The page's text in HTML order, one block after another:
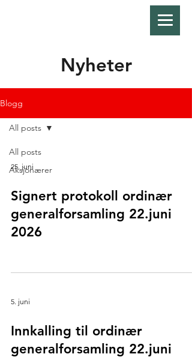
Nyheter
Blogg
All posts
Aksjonærer
All posts
25. juni
Signert protokoll ordinær
generalforsamling 22.juni
2026
5. juni
Innkalling til ordinær
generalforsamling 22.juni